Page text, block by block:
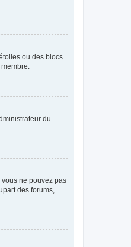
ou des blocs
du
ne pouvez pas
des forums,